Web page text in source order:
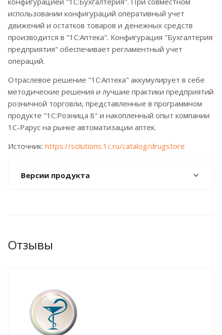
использовании конфигураций оперативный учет
движений и остатков товаров и денежных средств
производится в "1С:Аптека". Конфигурация "Бухгалтерия
предприятия" обеспечивает регламентный учет
операций.
Отраслевое решение "1С:Аптека" аккумулирует в себе
методические решения и лучшие практики предприятий
розничной торговли, представленные в программном
продукте "1С:Розница 8" и накопленный опыт компании
1С-Рарус на рынке автоматизации аптек.
Источник: https://solutions.1c.ru/catalog/drugstore
Версии продукта
Отзывы